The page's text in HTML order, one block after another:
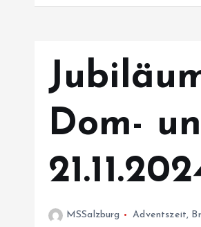
Dom-
MSSalzburg Adventszeit,